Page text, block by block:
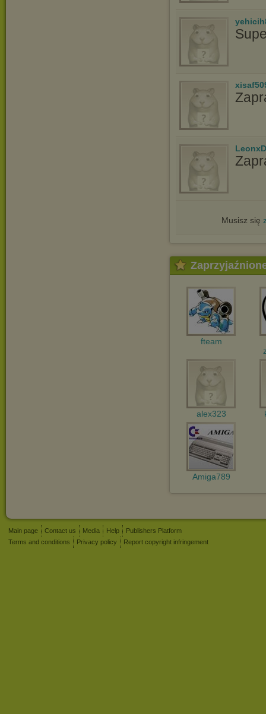
Musisz się
fteam
alex323
Amiga789
Main page Contact us Media Help
Publishers Platform
Terms and conditions
Privacy policy Report copyright infringement